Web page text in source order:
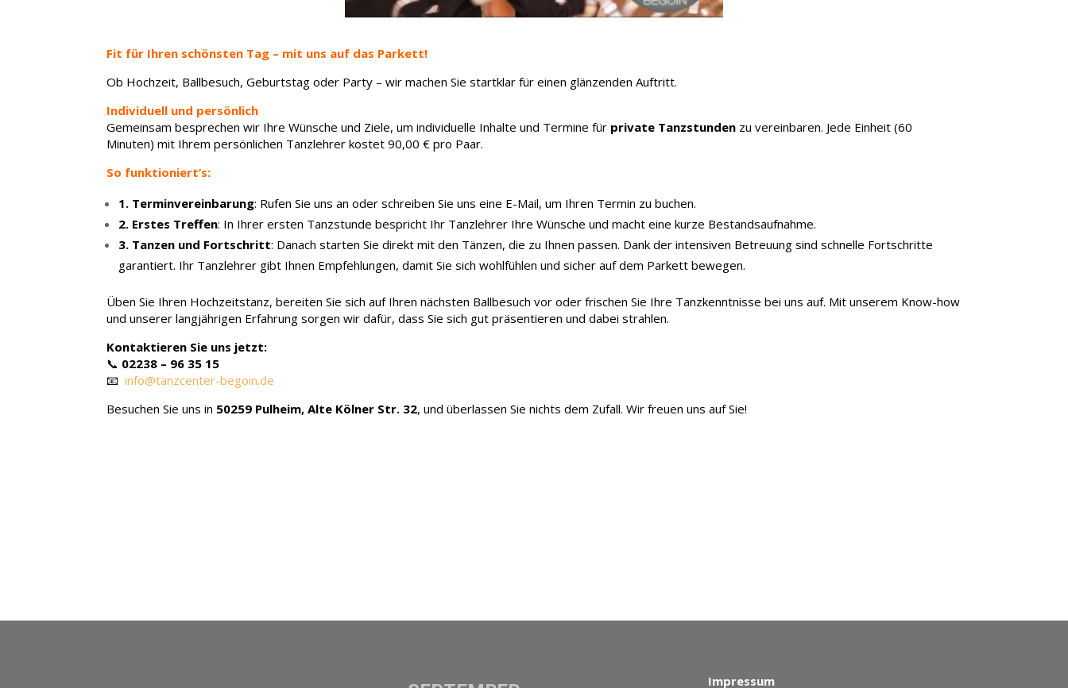
Fit für Ihren schönsten Tag – mit uns auf das Parkett!
Ob Hochzeit, Ballbesuch, Geburtstag oder Party – wir machen Sie startklar für einen glänzenden Auftritt.
Individuell und persönlich
Gemeinsam besprechen wir Ihre Wünsche und Ziele, um individuelle Inhalte und Termine für private Tanzstunden zu vereinbaren. Jede Einheit (60
Minuten) mit Ihrem persönlichen Tanzlehrer kostet 90,00 € pro Paar.
So funktioniert’s:
1. Terminvereinbarung: Rufen Sie uns an oder schreiben Sie uns eine E-Mail, um Ihren Termin zu buchen.
2. Erstes Treffen: In Ihrer ersten Tanzstunde bespricht Ihr Tanzlehrer Ihre Wünsche und macht eine kurze Bestandsaufnahme.
3. Tanzen und Fortschritt: Danach starten Sie direkt mit den Tänzen, die zu Ihnen passen. Dank der intensiven Betreuung sind schnelle Fortschritte
garantiert. Ihr Tanzlehrer gibt Ihnen Empfehlungen, damit Sie sich wohlfühlen und sicher auf dem Parkett bewegen.
Üben Sie Ihren Hochzeitstanz, bereiten Sie sich auf Ihren nächsten Ballbesuch vor oder frischen Sie Ihre Tanzkenntnisse bei uns auf. Mit unserem Know-how
und unserer langjährigen Erfahrung sorgen wir dafür, dass Sie sich gut präsentieren und dabei strahlen.
Kontaktieren Sie uns jetzt:
📞 02238 – 96 35 15
📧info@tanzcenter-begoin.de
Besuchen Sie uns in 50259 Pulheim, Alte Kölner Str. 32, und überlassen Sie nichts dem Zufall. Wir freuen uns auf Sie!
Impressum